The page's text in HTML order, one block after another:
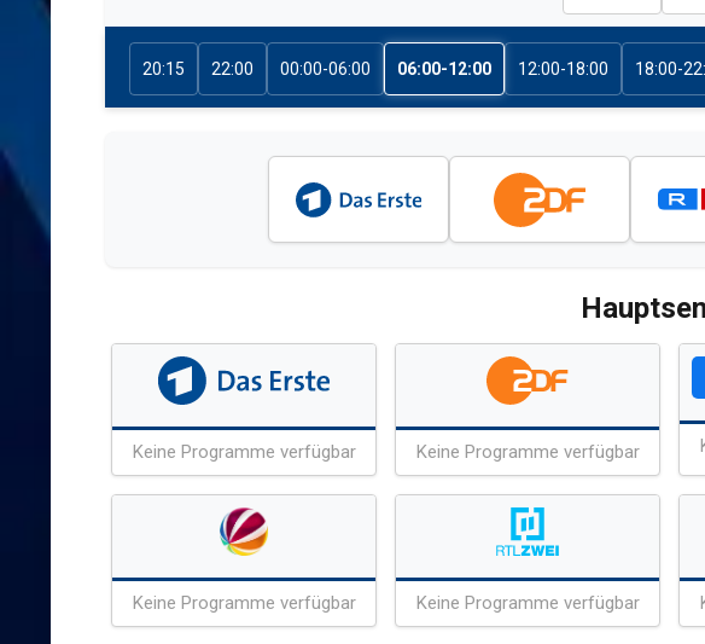
20:15 22:00 00:00-06:00 06:00-12:00 12:00-18:00 18:00-
Keine Programme verfügbar Keine Programme verfügbar
Keine Programme verfügbar Keine Programme verfügbar